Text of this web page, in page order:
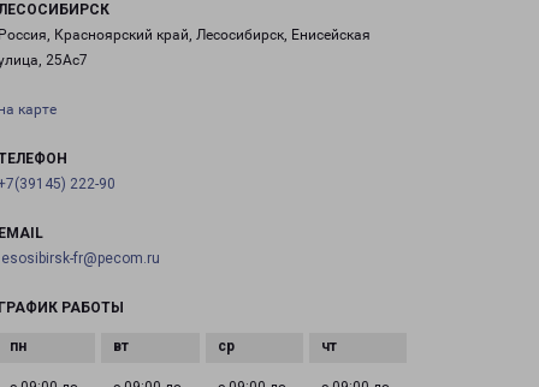
Красноярский край, Лесосибирск, Енисейская
25Ас7
карте
222-90
fr@pecom.ru
РАБОТЫ